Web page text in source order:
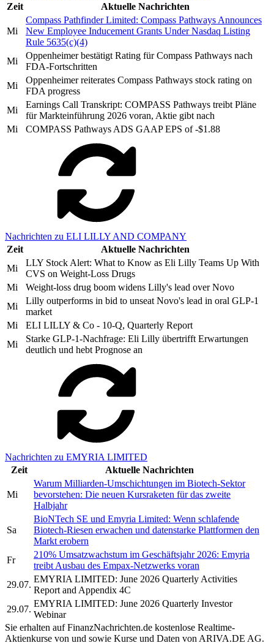
Zeit
Aktuelle Nachrichten
Mi
Compass Pathfinder Limited: Compass Pathways Announces
New Employee Inducement Grants Under Nasdaq Listing
Rule 5635(c)(4)
Mi
Oppenheimer bestätigt Rating für Compass Pathways nach
FDA-Fortschritten
Mi
Oppenheimer reiterates Compass Pathways stock rating on
FDA progress
Mi
Earnings Call Transkript: COMPASS Pathways treibt Pläne
für Markteinführung 2026 voran, Aktie gibt nach
Mi
COMPASS Pathways ADS GAAP EPS of -$1.88
Nachrichten zu ELI LILLY AND COMPANY
Zeit
Aktuelle Nachrichten
Mi
LLY Stock Alert: What to Know as Eli Lilly Teams Up With
CVS on Weight-Loss Drugs
Mi
Weight-loss drug boom widens Lilly's lead over Novo
Mi
Lilly outperforms in bid to unseat Novo's lead in oral GLP-1
market
Mi
ELI LILLY & Co - 10-Q, Quarterly Report
Mi
Starke GLP-1-Nachfrage: Eli Lilly übertrifft Erwartungen
deutlich und hebt Prognose an
Nachrichten zu EMYRIA LIMITED
Zeit
Aktuelle Nachrichten
Mi
Warum Milliarden-Umschichtungen im Biotech-Sektor
bevorstehen: Die neuen Kursraketen für das zweite
Halbjahr
Sa
BioNTech SE und Emyria Limited: Wenn schlafende
Biotech-Riesen erwachen und datenstarke Plattformen den
Markt erobern
Fr
210% Umsatzwachstum im Geschäftsjahr 2026: Emyria
treibt Ausbau des Empax-Netzwerks voran
29.07.
EMYRIA LIMITED: June 2026 Quarterly Activities
Report and Appendix 4C
29.07.
EMYRIA LIMITED: June 2026 Quarterly Investor
Webinar
Sie erhalten auf FinanzNachrichten.de kostenlose Realtime-
Aktienkurse von und sowie Kurse und Daten von ARIVA.DE AG.